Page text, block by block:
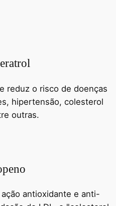
reduz o risco de doenças
hipertensão, colesterol
outras.
antioxidante e anti-